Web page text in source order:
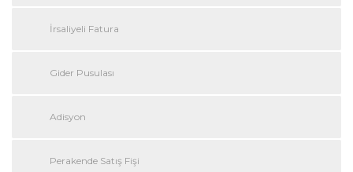
İrsaliyeli Fatura
Gider Pusulası
Adisyon
Perakende Satış Fişi